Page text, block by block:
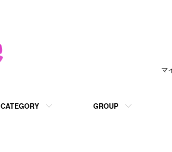
CATEGORY GROUP
マ